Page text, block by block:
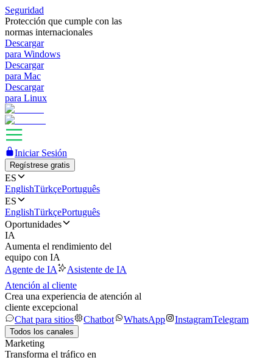
Seguridad
Protección que cumple con las
normas internacionales
Descargar
para Windows
Descargar
para Mac
Descargar
para Linux
Iniciar Sesión
Regístrese gratis
ES
EnglishTürkçePortuguês
ES
EnglishTürkçePortuguês
Oportunidades
IA
Aumenta el rendimiento del
equipo con IA
Agente de IA
Asistente de IA
Atención al cliente
Crea una experiencia de atención al
cliente excepcional
Chat para sitios
Chatbot WhatsApp InstagramTelegram
Todos los canales
Marketing
Transforma el tráfico en